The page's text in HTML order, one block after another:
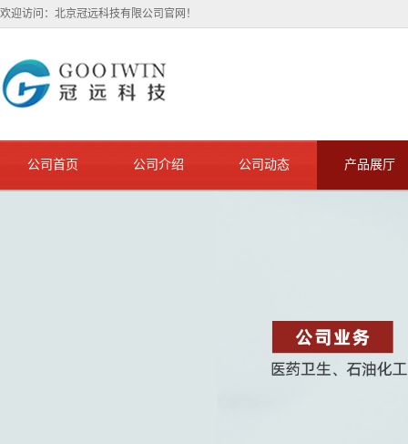
欢迎访问：北京冠远科技有限公司官网！
公司首页 公司介绍 公司动态 产品展厅